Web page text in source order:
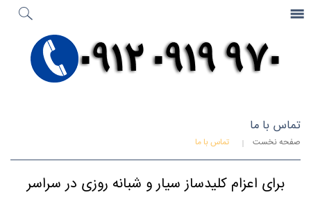
صفحه نخست
جستجو
تماس با ما
صفحه نخست تماس با ما
برای اعزام کلیدساز سیار و شبانه روزی در سراسر